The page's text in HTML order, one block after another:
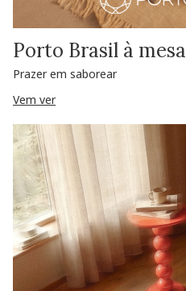
Porto Brasil à mesa
Prazer em saborear
Vem ver